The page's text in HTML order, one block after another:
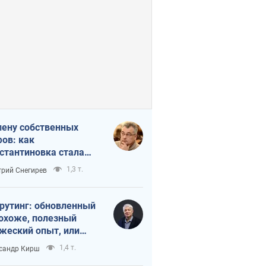
собственных
как
стала
идеологической
для российских
Снегирев 1,3 т.
обновленный
полезный
опыт, или
трусости
Кирш 1,4 т.